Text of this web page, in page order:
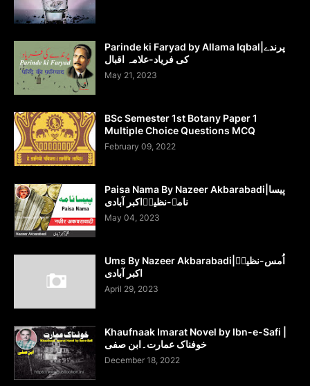
Parinde ki Faryad by Allama Iqbal|پرندے
کی فریاد-علامہ اقبال
May 21, 2023
BSc Semester 1st Botany Paper 1
Multiple Choice Questions MCQ
February 09, 2022
Paisa Nama By Nazeer Akbarabadi|پیسا
نامہ-نظیرؔاکبر آبادی
May 04, 2023
Ums By Nazeer Akbarabadi|اُمس-نظیرؔ
اکبر آبادی
April 29, 2023
Khaufnaak Imarat Novel by Ibn-e-Safi |
خوفناک عمارت۔ابن صفی
December 18, 2022